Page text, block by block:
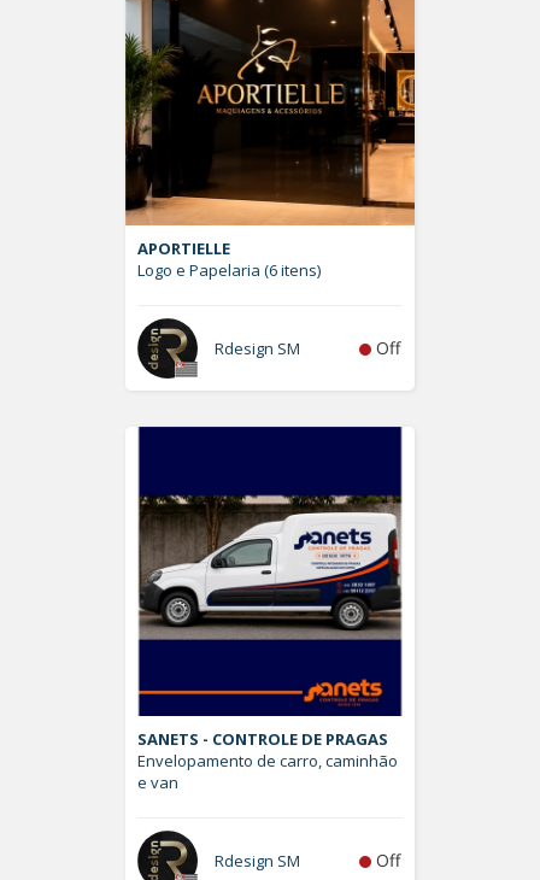
APORTIELLE
Logo e Papelaria (6 itens)
Rdesign SM Off
SANETS - CONTROLE DE PRAGAS
Envelopamento de carro, caminhão
e van
Rdesign SM Off